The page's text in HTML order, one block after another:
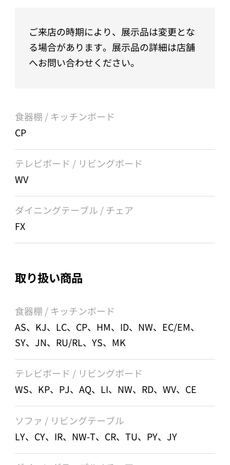
ご来店の時期により、展示品は変更とな
る場合があります。展示品の詳細は店舗
へお問い合わせください。
食器棚 / キッチンボード
CP
テレビボード / リビングボード
WV
ダイニングテーブル / チェア
FX
取り扱い商品
食器棚 / キッチンボード
AS、KJ、LC、CP、HM、ID、NW、EC/EM、
SY、JN、RU/RL、YS、MK
テレビボード / リビングボード
WS、KP、PJ、AQ、LI、NW、RD、WV、CE
ソファ / リビングテーブル
LY、CY、IR、NW-T、CR、TU、PY、JY